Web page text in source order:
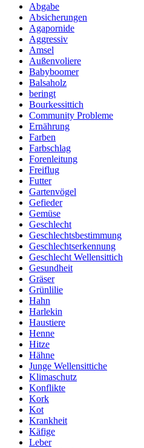
Abgabe
Absicherungen
Agapornide
Aggressiv
Amsel
Außenvoliere
Babyboomer
Balsaholz
beringt
Bourkessittich
Community Probleme
Ernährung
Farben
Farbschlag
Forenleitung
Freiflug
Futter
Gartenvögel
Gefieder
Gemüse
Geschlecht
Geschlechtsbestimmung
Geschlechtserkennung
Geschlecht Wellensittich
Gesundheit
Gräser
Grünlilie
Hahn
Harlekin
Haustiere
Henne
Hitze
Hähne
Junge Wellensittiche
Klimaschutz
Konflikte
Kork
Kot
Krankheit
Käfige
Leber